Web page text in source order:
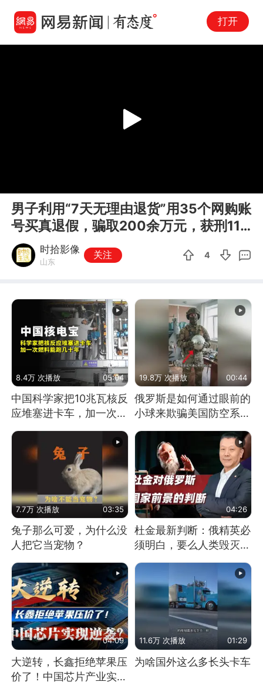
打开
Play
男子利用“7天无理由退货”用35个网购账
号买真退假，骗取200余万元，获刑11
年
时拾影像
山东
关注 4
8.4万 次播放 05:04
中国科学家把10兆瓦核反
应堆塞进卡车，加一次燃
料能跑几十年
19.8万 次播放 00:44
俄罗斯是如何通过眼前的
小球来欺骗美国防空系统
的
7.7万 次播放 03:35
兔子那么可爱，为什么没
人把它当宠物？
04:26
杜金最新判断：俄精英必
须明白，要么人类毁灭，
04:09
大逆转，长鑫拒绝苹果压
价了！中国芯片产业实现
11.6万 次播放 01:29
为啥国外这么多长头卡车